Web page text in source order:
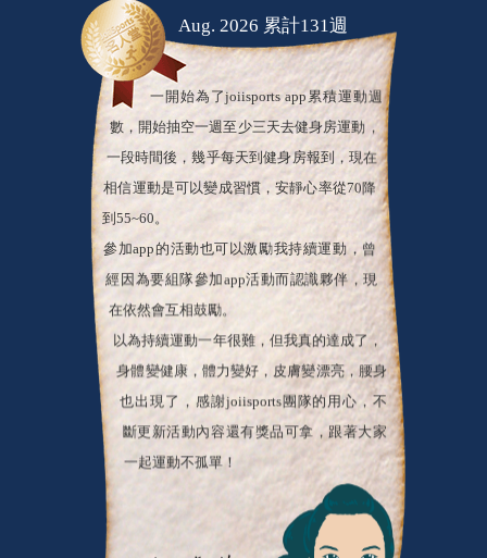
Aug. 2026 累計131週
一開始為了joiisports app累積運動週
數，開始抽空一週至少三天去健身房運動，
一段時間後，幾乎每天到健身房報到，現在
相信運動是可以變成習慣，安靜心率從70降
參加app的活動也可以激勵我持續運動，曾
經因為要組隊參加app活動而認識夥伴，現
以為持續運動一年很難，但我真的達成了，
身體變健康，體力變好，皮膚變漂亮，腰身
也出現了，感謝joiisports團隊的用心，不
斷更新活動內容還有獎品可拿，跟著大家
一起運動不孤單！